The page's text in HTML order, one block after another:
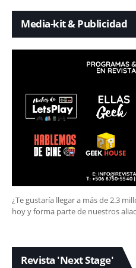
Media-kit & Publicidad
¿Te gustaría llegar a más de 2.3
hoy y forma parte de nuestros
Revista 'Next Stage'